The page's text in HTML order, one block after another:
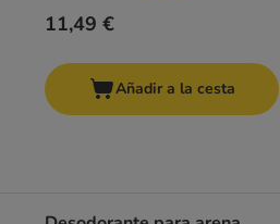
11,49 €
Añadir a la cesta